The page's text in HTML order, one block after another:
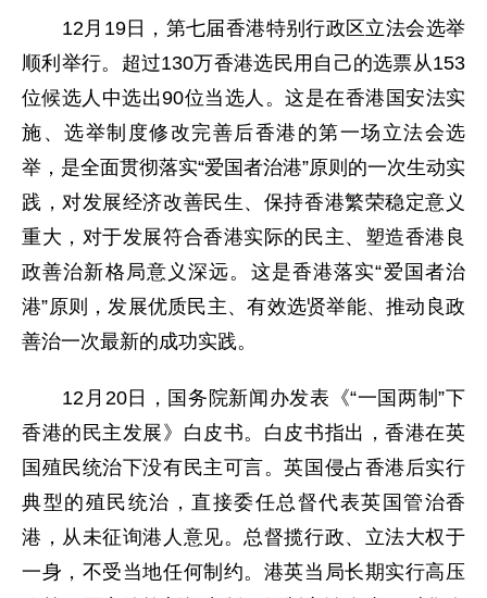
12月19日，第七届香港特别行政区立法会选举
顺利举行。超过130万香港选民用自己的选票从153
位候选人中选出90位当选人。这是在香港国安法实
施、选举制度修改完善后香港的第一场立法会选
举，是全面贯彻落实“爱国者治港”原则的一次生动实
践，对发展经济改善民生、保持香港繁荣稳定意义
重大，对于发展符合香港实际的民主、塑造香港良
政善治新格局意义深远。这是香港落实“爱国者治
港”原则，发展优质民主、有效选贤举能、推动良政
善治一次最新的成功实践。
12月20日，国务院新闻办发表《“一国两制”下
香港的民主发展》白皮书。白皮书指出，香港在英
国殖民统治下没有民主可言。英国侵占香港后实行
典型的殖民统治，直接委任总督代表英国管治香
港，从未征询港人意见。总督揽行政、立法大权于
一身，不受当地任何制约。港英当局长期实行高压